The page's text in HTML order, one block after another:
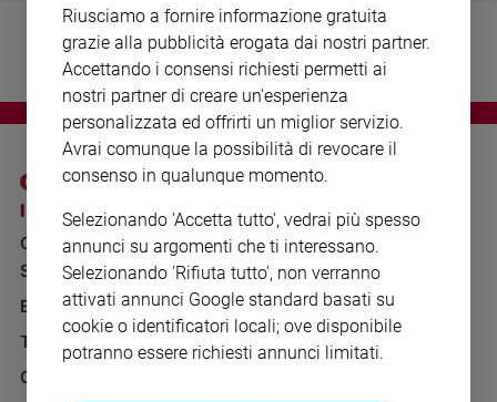
giorno
giorno
Società
e
valori
Ambiente
Creato
Volontariato
I SITI SAN PAOLO
GRUPPO EDITORIALE
SAN PAOLO
BENESSERE
TELENOVA
GAZZETTA D'ALBA
NOTE LEGALI
PRIVACY POLICY
INFORMATIVA
WHISTLEBLOWING
SOCIAL
Riusciamo a fornire informazione gratuita
grazie alla pubblicità erogata dai nostri partner.
Accettando i consensi richiesti permetti ai
nostri partner di creare un'esperienza
personalizzata ed offrirti un miglior servizio.
Avrai comunque la possibilità di revocare il
consenso in qualunque momento.
Selezionando 'Accetta tutto', vedrai più spesso
annunci su argomenti che ti interessano.
Selezionando 'Rifiuta tutto', non verranno
attivati annunci Google standard basati su
cookie o identificatori locali; ove disponibile
potranno essere richiesti annunci limitati.